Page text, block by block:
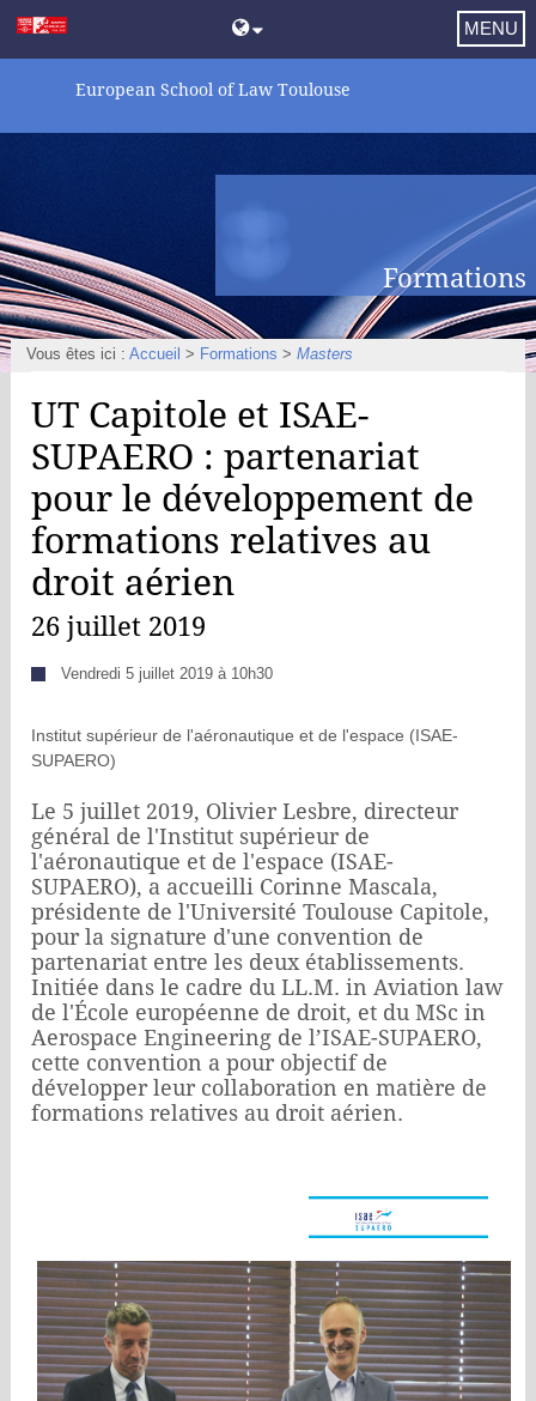
European School of Law Toulouse
MENU
Formations
Vous êtes ici :Accueil > Formations >Masters
UT Capitole et ISAE-
SUPAERO : partenariat
pour le développement de
formations relatives au
droit aérien
26 juillet 2019
Vendredi 5 juillet 2019 à 10h30
Institut supérieur de l'aéronautique et de l'espace (ISAE-
SUPAERO)
Le 5 juillet 2019, Olivier Lesbre, directeur
général de l'Institut supérieur de
l'aéronautique et de l'espace (ISAE-
SUPAERO), a accueilli Corinne Mascala,
présidente de l'Université Toulouse Capitole,
pour la signature d'une convention de
partenariat entre les deux établissements.
Initiée dans le cadre du LL.M. in Aviation law
de l'École européenne de droit, et du MSc in
Aerospace Engineering de l’ISAE-SUPAERO,
cette convention a pour objectif de
développer leur collaboration en matière de
formations relatives au droit aérien.